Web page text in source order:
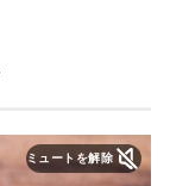
ミュートを解除